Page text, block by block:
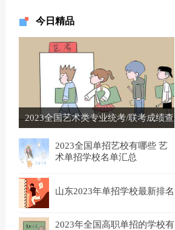
今日精品
2023全国艺术类专业统考/联考成绩查
询时间汇总
2023全国单招艺校有哪些 艺
术单招学校名单汇总
山东2023年单招学校最新排名
2023年全国高职单招的学校有